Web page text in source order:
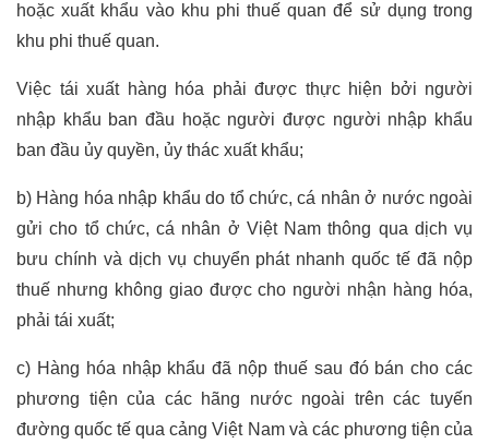
hoặc xuất khẩu vào khu phi thuế quan để sử dụng trong
khu phi thuế quan.
Việc tái xuất hàng hóa phải được thực hiện bởi người
nhập khẩu ban đầu hoặc người được người nhập khẩu
ban đầu ủy quyền, ủy thác xuất khẩu;
b) Hàng hóa nhập khẩu do tổ chức, cá nhân ở nước ngoài
gửi cho tổ chức, cá nhân ở Việt Nam thông qua dịch vụ
bưu chính và dịch vụ chuyển phát nhanh quốc tế đã nộp
thuế nhưng không giao được cho người nhận hàng hóa,
phải tái xuất;
c) Hàng hóa nhập khẩu đã nộp thuế sau đó bán cho các
phương tiện của các hãng nước ngoài trên các tuyến
đường quốc tế qua cảng Việt Nam và các phương tiện của